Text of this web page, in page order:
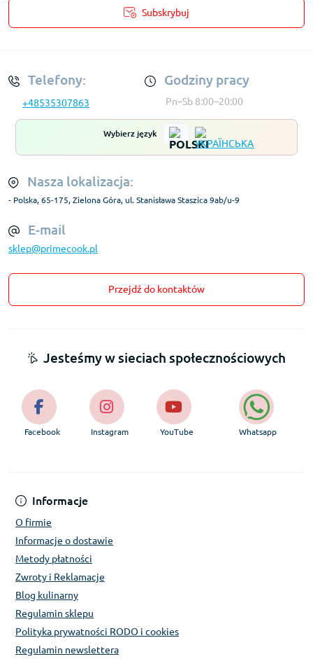
Subskrybuj
Telefony:
+48535307863
Godziny pracy
Pn–Sb 8:00–20:00
Wybierz język
Nasza lokalizacja:
- Polska, 65-175, Zielona Góra, ul. Stanisława Staszica 9ab/u-9
E-mail
sklep@primecook.pl
Przejdź do kontaktów
Informacje
O firmie
Informacje o dostawie
Metody płatności
Zwroty i Reklamacje
Blog kulinarny
Regulamin sklepu
Polityka prywatności RODO i cookies
Regulamin newslettera
Jesteśmy w sieciach społecznościowych
Facebook Instagram YouTube Whatsapp